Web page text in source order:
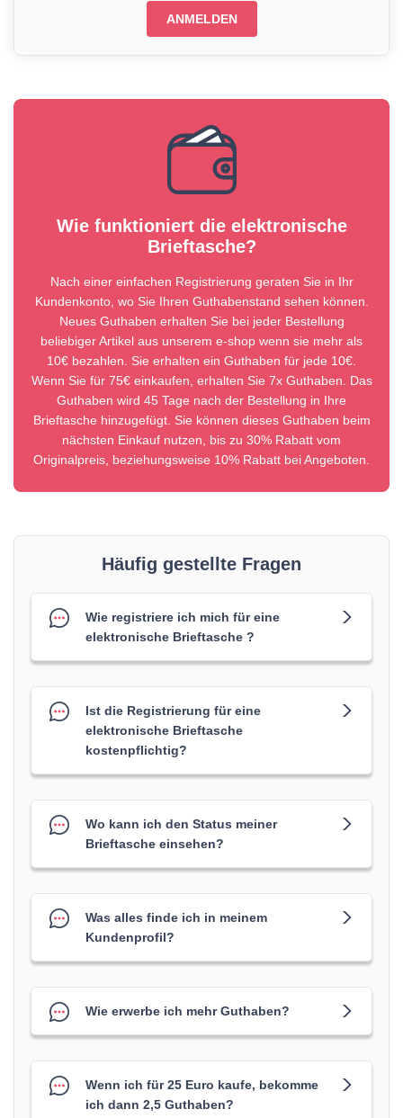
ANMELDEN
Wie funktioniert die elektronische
Brieftasche?
Nach einer einfachen Registrierung geraten Sie in Ihr
Kundenkonto, wo Sie Ihren Guthabenstand sehen können.
Neues Guthaben erhalten Sie bei jeder Bestellung
beliebiger Artikel aus unserem e-shop wenn sie mehr als
10€ bezahlen. Sie erhalten ein Guthaben für jede 10€.
Wenn Sie für 75€ einkaufen, erhalten Sie 7x Guthaben. Das
Guthaben wird 45 Tage nach der Bestellung in Ihre
Brieftasche hinzugefügt. Sie können dieses Guthaben beim
nächsten Einkauf nutzen, bis zu 30% Rabatt vom
Originalpreis, beziehungsweise 10% Rabatt bei Angeboten.
Häufig gestellte Fragen
Wie registriere ich mich für eine
elektronische Brieftasche ?
Ist die Registrierung für eine
elektronische Brieftasche
kostenpflichtig?
Wo kann ich den Status meiner
Brieftasche einsehen?
Was alles finde ich in meinem
Kundenprofil?
Wie erwerbe ich mehr Guthaben?
Wenn ich für 25 Euro kaufe, bekomme
ich dann 2,5 Guthaben?